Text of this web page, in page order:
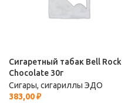
Сигаретный табак Bell Rock
Chocolate 30г
Сигары, сигариллы ЭДО
383,00₽